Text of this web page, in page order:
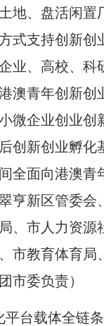
地、盘活闲置
式支持创新创
业、高校、科
澳青年创新创
微企业创业创
创新创业孵化
全面向港澳青
亨新区管委会
、市人力资源
市教育体育局
市委负责）
平台载体全链